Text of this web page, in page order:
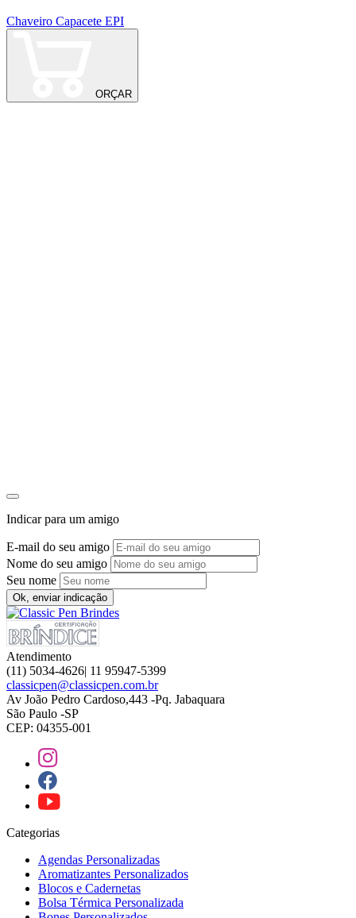
Chaveiro Capacete EPI
ORÇAR
Indicar para um amigo
E-mail do seu amigo
Nome do seu amigo
Seu nome
Ok, enviar indicação
Atendimento
(11) 5034-4626| 11 95947-5399
classicpen@classicpen.com.br
Av João Pedro Cardoso,443 -Pq. Jabaquara
São Paulo -SP
CEP: 04355-001
Categorias
Agendas Personalizadas
Aromatizantes Personalizados
Blocos e Cadernetas
Bolsa Térmica Personalizada